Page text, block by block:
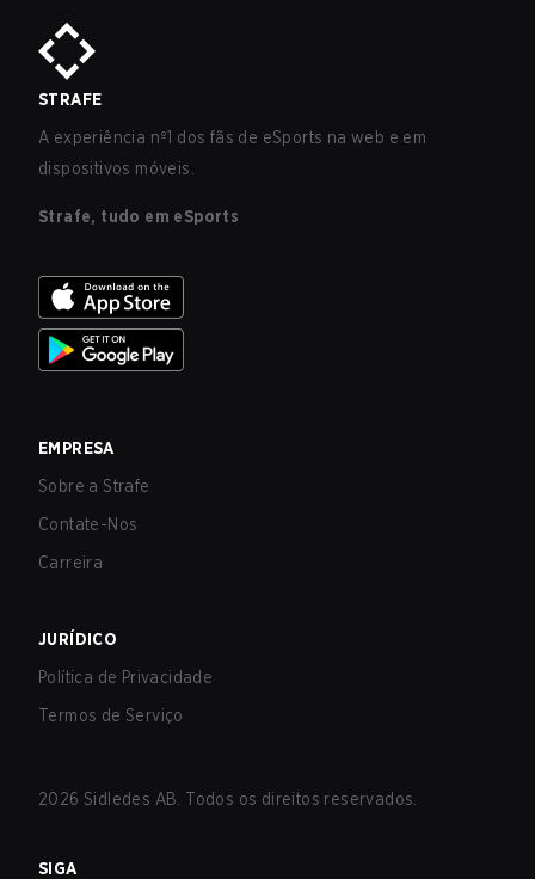
STRAFE
A experiência nº1 dos fãs de eSports na web e em
dispositivos móveis.
Strafe, tudo em eSports
EMPRESA
Sobre a Strafe
Contate-Nos
Carreira
JURÍDICO
Política de Privacidade
Termos de Serviço
2026 Sidledes AB. Todos os direitos reservados.
SIGA